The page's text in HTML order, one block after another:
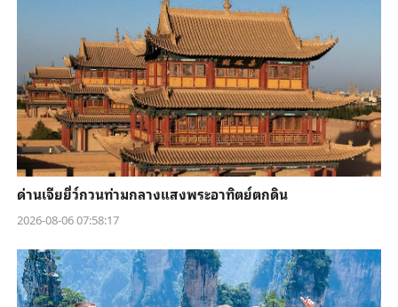
ด่านเจียยี่ว์กวนท่ามกลางแสงพระอาทิตย์ตกดิน
2026-08-06 07:58:17